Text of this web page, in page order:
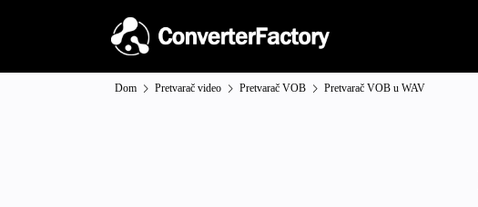
Dom Pretvarač video Pretvarač VOB Pretvarač VOB u WAV